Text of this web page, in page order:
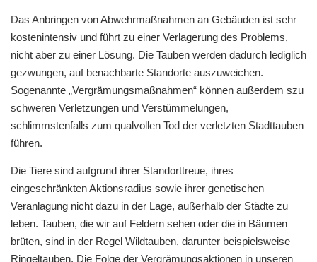
Das Anbringen von Abwehrmaßnahmen an Gebäuden ist sehr
kostenintensiv und führt zu einer Verlagerung des Problems,
nicht aber zu einer Lösung. Die Tauben werden dadurch lediglich
gezwungen, auf benachbarte Standorte auszuweichen.
Sogenannte „Vergrämungsmaßnahmen“ können außerdem szu
schweren Verletzungen und Verstümmelungen,
schlimmstenfalls zum qualvollen Tod der verletzten Stadttauben
führen.
Die Tiere sind aufgrund ihrer Standorttreue, ihres
eingeschränkten Aktionsradius sowie ihrer genetischen
Veranlagung nicht dazu in der Lage, außerhalb der Städte zu
leben. Tauben, die wir auf Feldern sehen oder die in Bäumen
brüten, sind in der Regel Wildtauben, darunter beispielsweise
Ringeltauben. Die Folge der Vergrämungsaktionen in unseren